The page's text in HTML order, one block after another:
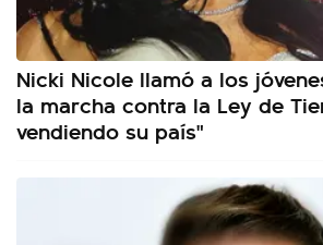
Nicki Nicole llamó a los
la marcha contra la Ley de
vendiendo su país"